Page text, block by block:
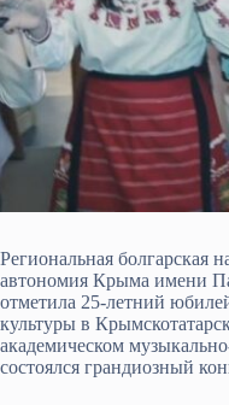
Региональная болгарская
автономия Крыма имени
отметила 25-летний
культуры в
академическом
состоялся грандиозный